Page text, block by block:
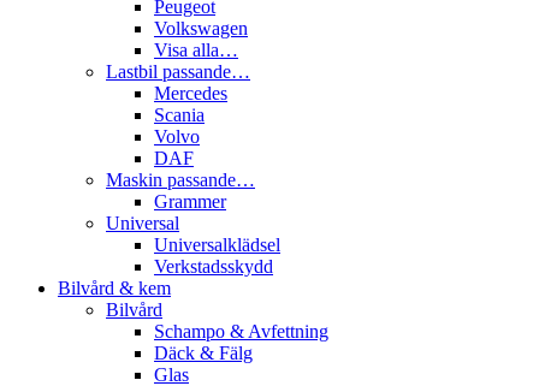
Peugeot
Volkswagen
Visa alla…
Lastbil passande…
Mercedes
Scania
Volvo
DAF
Maskin passande…
Grammer
Universal
Universalklädsel
Verkstadsskydd
Bilvård & kem
Bilvård
Schampo & Avfettning
Däck & Fälg
Glas